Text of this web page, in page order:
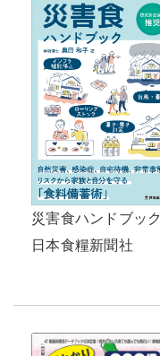
災害食ハンドブック
日本食糧新聞社